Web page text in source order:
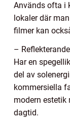
Används ofta i
lokaler där
filmer kan
–
Har en
del av
kommersiella
modern estetik
dagtid.